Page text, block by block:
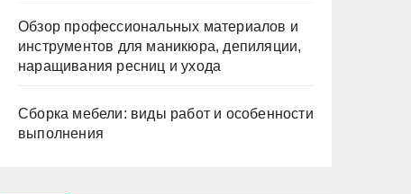
Обзор профессиональных материалов и
инструментов для маникюра, депиляции,
наращивания ресниц и ухода
Сборка мебели: виды работ и особенности
выполнения